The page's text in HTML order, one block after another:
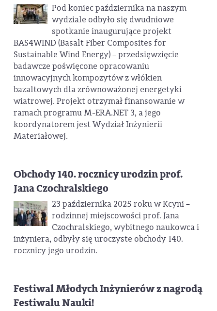
Pod koniec października na naszym
wydziale odbyło się dwudniowe
spotkanie inaugurujące projekt
BAS4WIND (Basalt Fiber Composites for
Sustainable Wind Energy) – przedsięwzięcie
badawcze poświęcone opracowaniu
innowacyjnych kompozytów z włókien
bazaltowych dla zrównoważonej energetyki
wiatrowej. Projekt otrzymał finansowanie w
ramach programu M-ERA.NET 3, a jego
koordynatorem jest Wydział Inżynierii
Materiałowej.
Obchody 140. rocznicy urodzin prof.
Jana Czochralskiego
23 października 2025 roku w Kcyni –
rodzinnej miejscowości prof. Jana
Czochralskiego, wybitnego naukowca i
inżyniera, odbyły się uroczyste obchody 140.
rocznicy jego urodzin.
Festiwal Młodych Inżynierów z nagrodą
Festiwalu Nauki!